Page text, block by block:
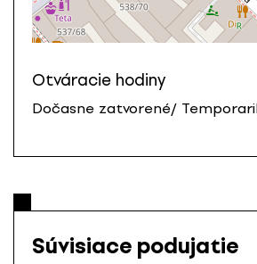
Otváracie hodiny
Dočasne zatvorené/
Súvisiace podujatie